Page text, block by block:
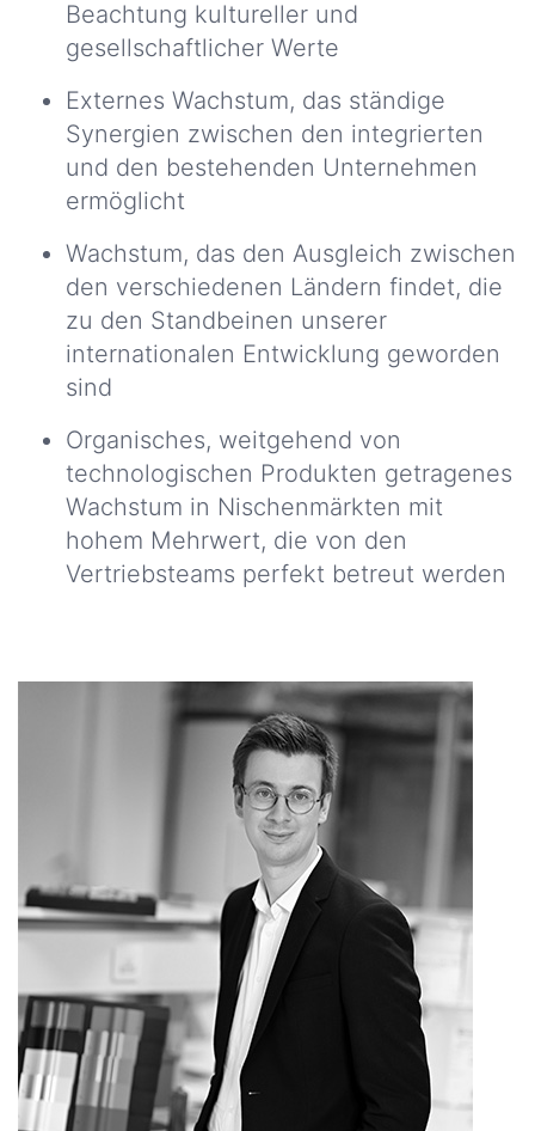
Beachtung kultureller und
gesellschaftlicher Werte
Externes Wachstum, das ständige
Synergien zwischen den integrierten
und den bestehenden Unternehmen
ermöglicht
Wachstum, das den Ausgleich zwischen
den verschiedenen Ländern findet, die
zu den Standbeinen unserer
internationalen Entwicklung geworden
sind
Organisches, weitgehend von
technologischen Produkten getragenes
Wachstum in Nischenmärkten mit
hohem Mehrwert, die von den
Vertriebsteams perfekt betreut werden